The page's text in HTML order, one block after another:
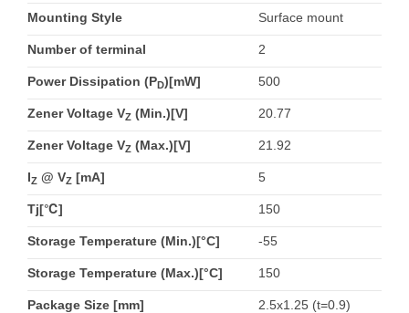
Mounting Style Surface mount
Number of terminal 2
Power Dissipation (PD)[mW] 500
Zener Voltage VZ (Min.)[V] 20.77
Zener Voltage VZ (Max.)[V] 21.92
IZ @ VZ [mA] 5
Tj[℃] 150
Storage Temperature (Min.)[°C] -55
Storage Temperature (Max.)[°C] 150
Package Size [mm] 2.5x1.25 (t=0.9)